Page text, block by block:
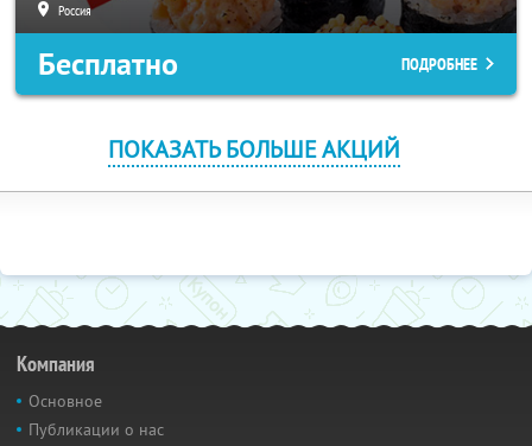
Россия
Бесплатно ПОДРОБНЕЕ
ПОКАЗАТЬ БОЛЬШЕ АКЦИЙ
Компания
Основное
Публикации о нас